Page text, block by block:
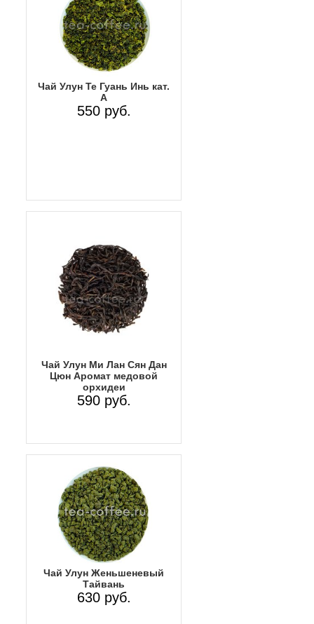
Чай Улун Те Гуань Инь кат.
А
550 руб.
Чай Улун Ми Лан Сян Дан
Цюн Аромат медовой
орхидеи
590 руб.
Чай Улун Женьшеневый
Тайвань
630 руб.